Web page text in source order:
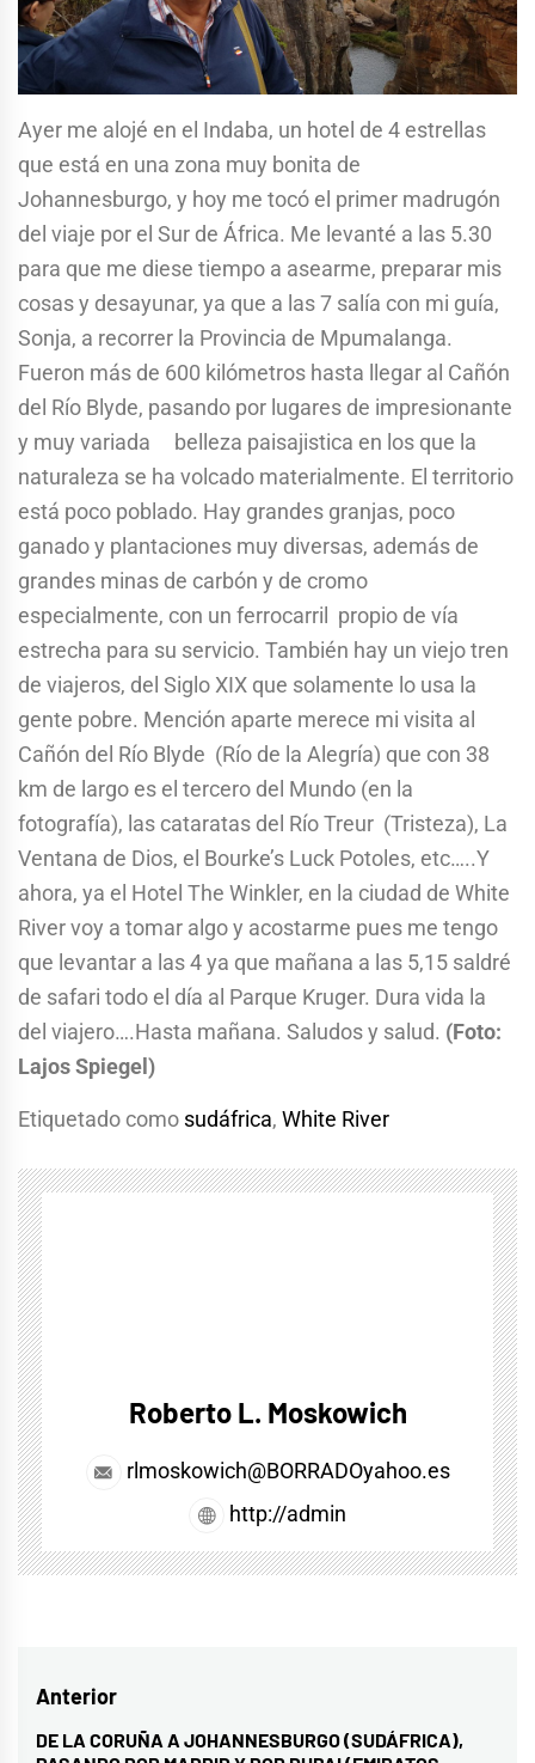
Ayer me alojé en el Indaba, un hotel de 4 estrellas
que está en una zona muy bonita de
Johannesburgo, y hoy me tocó el primer madrugón
del viaje por el Sur de África. Me levanté a las 5.30
para que me diese tiempo a asearme, preparar mis
cosas y desayunar, ya que a las 7 salía con mi guía,
Sonja, a recorrer la Provincia de Mpumalanga.
Fueron más de 600 kilómetros hasta llegar al Cañón
del Río Blyde, pasando por lugares de impresionante
y muy variada belleza paisajistica en los que la
naturaleza se ha volcado materialmente. El territorio
está poco poblado. Hay grandes granjas, poco
ganado y plantaciones muy diversas, además de
grandes minas de carbón y de cromo
especialmente, con un ferrocarril propio de vía
estrecha para su servicio. También hay un viejo tren
de viajeros, del Siglo XIX que solamente lo usa la
gente pobre. Mención aparte merece mi visita al
Cañón del Río Blyde (Río de la Alegría) que con 38
km de largo es el tercero del Mundo (en la
fotografía), las cataratas del Río Treur (Tristeza), La
Ventana de Dios, el Bourke’s Luck Potoles, etc…..Y
ahora, ya el Hotel The Winkler, en la ciudad de White
River voy a tomar algo y acostarme pues me tengo
que levantar a las 4 ya que mañana a las 5,15 saldré
de safari todo el día al Parque Kruger. Dura vida la
del viajero….Hasta mañana. Saludos y salud. (Foto:
Lajos Spiegel)
Etiquetado como sudáfrica, White River
Roberto L. Moskowich
rlmoskowich@BORRADOyahoo.es
http://admin
Navegación
de
Anterior
Entrada
DE LA CORUÑA A JOHANNESBURGO (SUDÁFRICA),